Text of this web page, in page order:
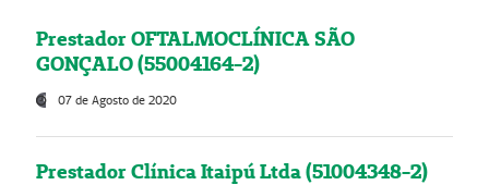
Prestador OFTALMOCLÍNICA SÃO
GONÇALO (55004164-2)
07 de Agosto de 2020
Prestador Clínica Itaipú Ltda (51004348-2)